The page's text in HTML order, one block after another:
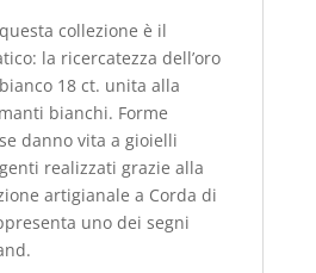
collezione è il
la ricercatezza dell’oro
18 ct. unita alla
bianchi. Forme
danno vita a gioielli
realizzati grazie alla
artigianale a Corda di
uno dei segni